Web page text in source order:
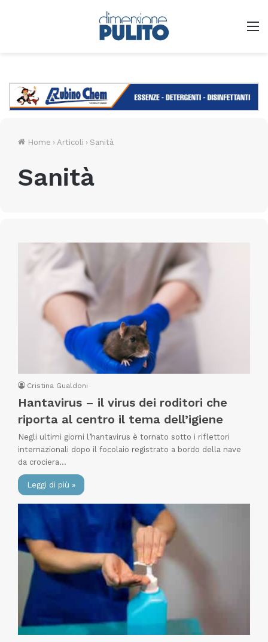
Home › Articoli › Sanità
Sanità
Cristina Gualdoni
Hantavirus – il virus dei roditori che
riporta al centro il tema dell’igiene
Negli ultimi giorni l’hantavirus è tornato sotto i riflettori
internazionali dopo il focolaio registrato a bordo della nave
da crociera…
Leggi di più »